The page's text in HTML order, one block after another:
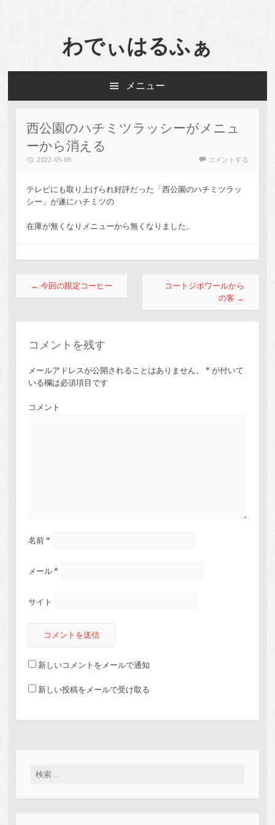
わでぃはるふぁ
メニュー
西公園のハチミツラッシーがメニュ
ーから消える
2022-05-05 コメントする
テレビにも取り上げられ好評だった「西公園のハチミツラッ
シー」が遂にハチミツの
在庫が無くなりメニューから無くなりました。
投稿ナビゲーション
← 今回の限定コーヒー
コートジボワールから
の客 →
コメントを残す
メールアドレスが公開されることはありません。 * が付いて
いる欄は必須項目です
コメント
名前 *
メール *
サイト
新しいコメントをメールで通知
新しい投稿をメールで受け取る
検索: